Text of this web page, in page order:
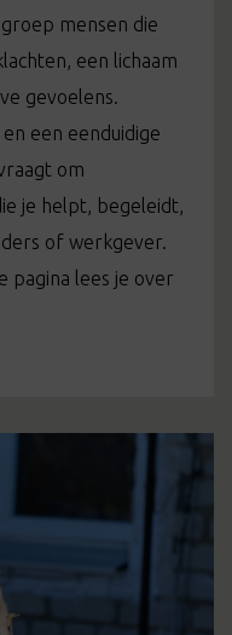
mensen die
een lichaam
gevoelens.
een eenduidige
om
je helpt, begeleidt,
of werkgever.
pagina lees je over